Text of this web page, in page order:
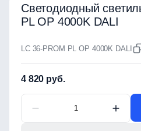
Светодиодный
PL OP 4000K DALI
LC 36-PROM PL OP 4000K DALI
4 820 руб.